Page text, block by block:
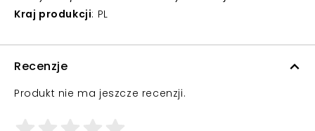
Kraj produkcji: PL
Recenzje
Produkt nie ma jeszcze recenzji.